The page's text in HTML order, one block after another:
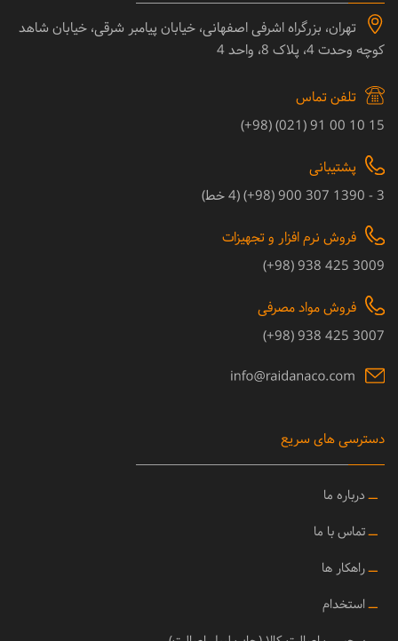
تهران، بزرگراه اشرفی اصفهانی، خیابان پیامبر شرقی، خیابان شاهد
کوچه وحدت 4، پلاک 8، واحد 4
تلفن تماس
15 10 00 91 (021) (98+)
پشتیبانی
3 - 1390 307 900 (98+) (4 خط)
فروش نرم افزار و تجهیزات
3009 425 938 (98+)
فروش مواد مصرفی
3007 425 938 (98+)
دسترسی های سریع
ــ درباره ما
ــتماس با ما
ــراهکار ها
ــ استخدام